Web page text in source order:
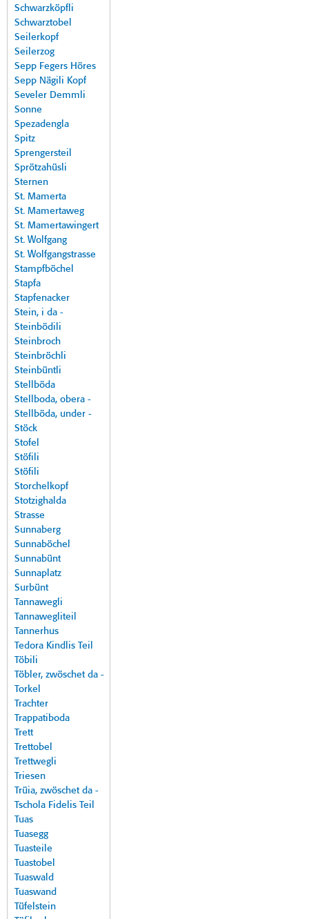
Schwarzköpfli
Schwarztobel
Seilerkopf
Seilerzog
Sepp Fegers Höres
Sepp Nägili Kopf
Seveler Demmli
Sonne
Spezadengla
Spitz
Sprengersteil
Sprötzahüsli
Sternen
St. Mamerta
St. Mamertaweg
St. Mamertawingert
St. Wolfgang
St. Wolfgangstrasse
Stampfböchel
Stapfa
Stapfenacker
Stein, i da -
Steinbödili
Steinbroch
Steinbröchli
Steinbüntli
Stellböda
Stellboda, obera -
Stellböda, under -
Stöck
Stofel
Stöfili
Stöfili
Storchelkopf
Stotzighalda
Strasse
Sunnaberg
Sunnaböchel
Sunnabünt
Sunnaplatz
Surbünt
Tannawegli
Tannawegliteil
Tannerhus
Tedora Kindlis Teil
Töbili
Töbler, zwöschet da -
Torkel
Trachter
Trappatiboda
Trett
Trettobel
Trettwegli
Triesen
Trüia, zwöschet da -
Tschola Fidelis Teil
Tuas
Tuasegg
Tuasteile
Tuastobel
Tuaswald
Tuaswand
Tüfelstein